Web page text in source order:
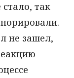
так
не зашел,